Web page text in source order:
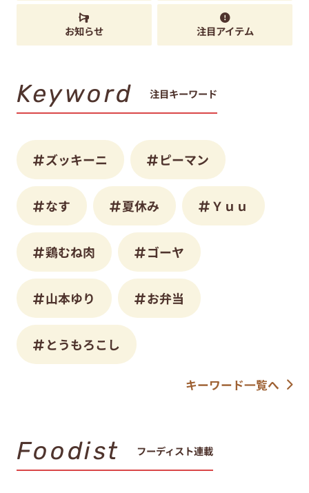
お知らせ 注目アイテム
Keyword 注目キーワード
ズッキーニ ピーマン
なす 夏休み Ｙｕｕ
鶏むね肉 ゴーヤ
山本ゆり お弁当
とうもろこし
キーワード一覧へ
Foodist フーディスト連載